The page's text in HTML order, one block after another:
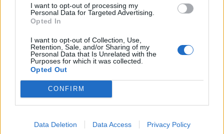
I want to opt-out of processing my
Personal Data for Targeted Advertising.
Opted In
I want to opt-out of Collection, Use,
Retention, Sale, and/or Sharing of my
Personal Data that Is Unrelated with the
Purposes for which it was collected.
Opted Out
CONFIRM
Data Deletion Data Access Privacy Policy
μπαταριών για τα υβριδικά της
ευρωπαϊκή
αυτοκινητοβιομηχανία
Νέο Audi A2 e-tron με στόχο την κορυφή της αποδοτικότητας
Για την πρόκριση στις "4" οι
Ράσελ Γουέστμπρουκ: Ο θρύλος